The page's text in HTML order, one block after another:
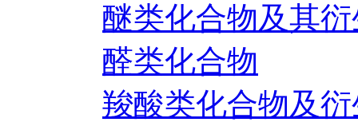
醚类化合物及其
醛类化合物
羧酸类化合物及